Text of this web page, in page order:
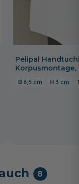
Pelipal
Korpusmontage,
6,5 cm 3 cm
8